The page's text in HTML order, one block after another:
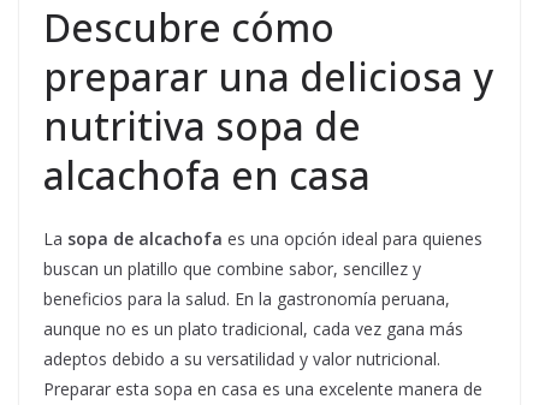
Descubre cómo
preparar una deliciosa y
nutritiva sopa de
alcachofa en casa
La sopa de alcachofa es una opción ideal para quienes
buscan un platillo que combine sabor, sencillez y
beneficios para la salud. En la gastronomía peruana,
aunque no es un plato tradicional, cada vez gana más
adeptos debido a su versatilidad y valor nutricional.
Preparar esta sopa en casa es una excelente manera de